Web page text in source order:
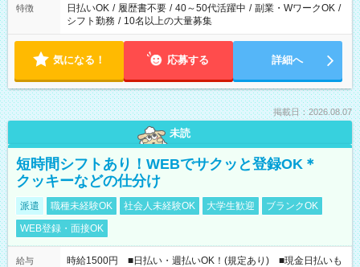
特徴 日払いOK / 履歴書不要 / 40～50代活躍中 / 副業・WワークOK /
シフト勤務 / 10名以上の大量募集
気になる！ 応募する 詳細へ
掲載日：2026.08.07
未読
短時間シフトあり！WEBでサクッと登録OK＊
クッキーなどの仕分け
派遣 職種未経験OK 社会人未経験OK 大学生歓迎
ブランクOK
WEB登録・面接OK
給与
時給1500円 ■日払い・週払いOK！(規定あり) ■現金日払いも